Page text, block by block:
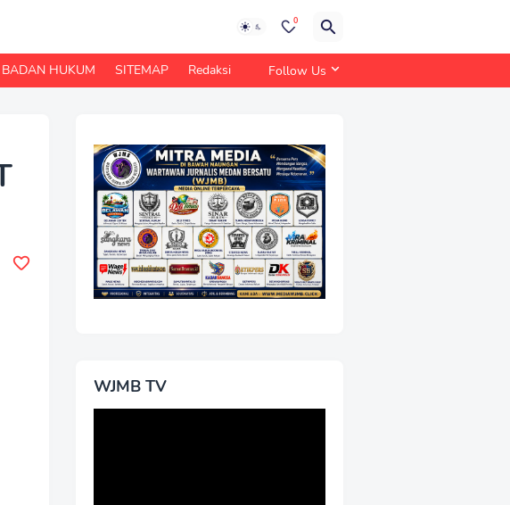
0
BADAN HUKUM SITEMAP Redaksi Follow Us
WJMB TV